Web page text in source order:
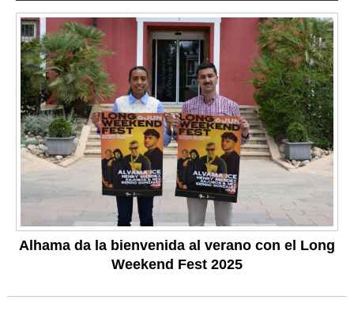
Alhama da la bienvenida al verano con el Long
Weekend Fest 2025